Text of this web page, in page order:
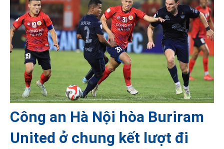
Công an Hà Nội hòa Buriram
United ở chung kết lượt đi